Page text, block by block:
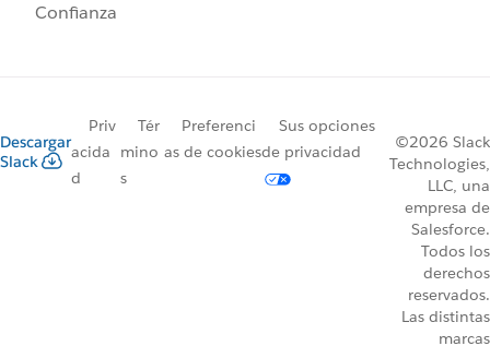
Confianza
Descargar
Slack
Priv
acida
d
Tér
mino
s
Preferenci
as de cookies
Sus opciones
de privacidad
©2026 Slack
Technologies,
LLC, una
empresa de
Salesforce.
Todos los
derechos
reservados.
Las distintas
marcas